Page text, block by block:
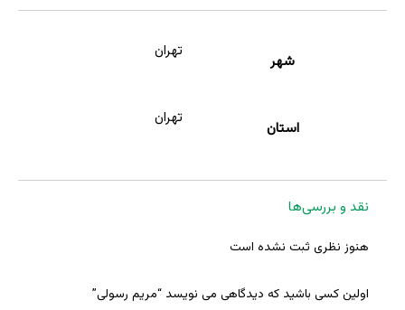
شهر
تهران
استان
تهران
نقد و بررسی‌ها
هنوز نظری ثبت نشده است
اولین کسی باشید که دیدگاهی می نویسد “مریم رسولی”